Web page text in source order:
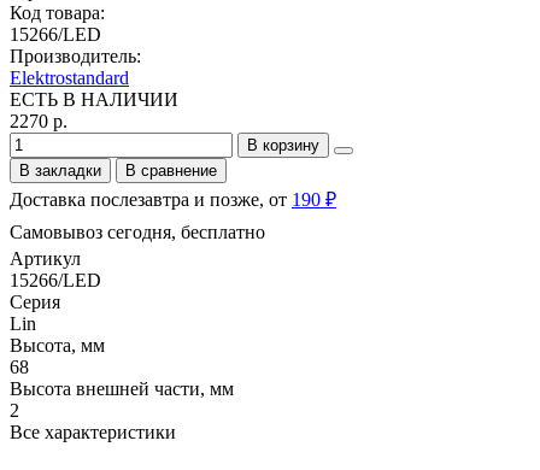
Код товара:
15266/LED
Производитель:
Elektrostandard
ЕСТЬ В НАЛИЧИИ
2270 р.
В корзину
В закладки
В сравнение
Доставка послезавтра и позже, от 190 ₽
Самовывоз сегодня, бесплатно
Артикул
15266/LED
Серия
Lin
Высота, мм
68
Высота внешней части, мм
2
Все характеристики